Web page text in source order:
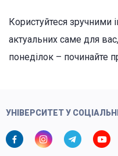
Користуйтеся зручними
актуальних саме для
понеділок – починайте
УНІВЕРСИТЕТ У